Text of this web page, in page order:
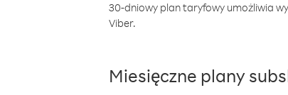
30-dniowy plan taryfowy umożliwia
Viber.
Miesięczne plany